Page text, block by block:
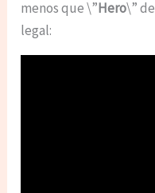
menos que \”Hero\” de
legal: